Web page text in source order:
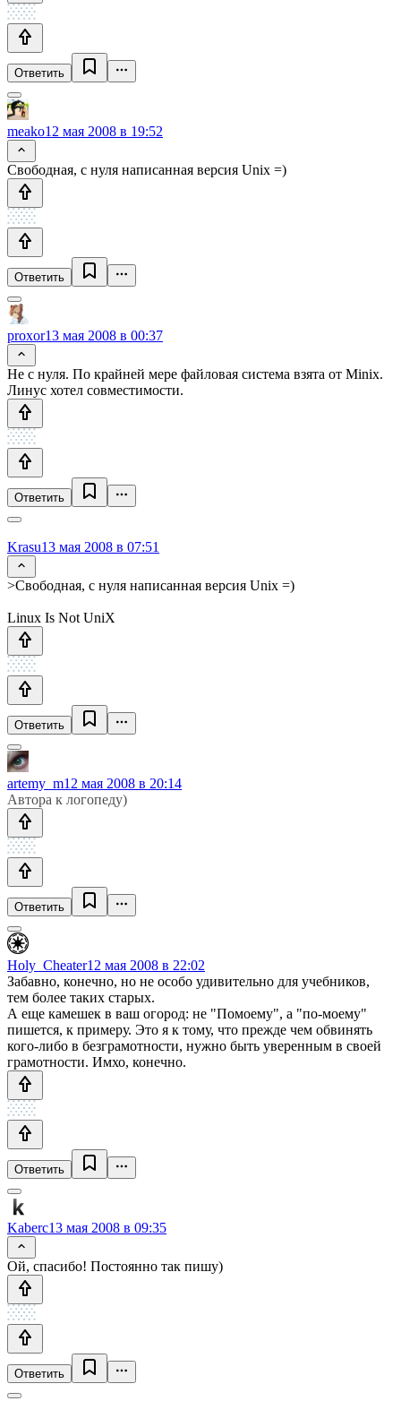
Ответить
meako12 мая 2008 в 19:52
Свободная, с нуля написанная версия Unix =)
Ответить
proxor13 мая 2008 в 00:37
Не с нуля. По крайней мере файловая система взята от Minix.
Линус хотел совместимости.
Ответить
Krasu13 мая 2008 в 07:51
>Свободная, с нуля написанная версия Unix =)
Linux Is Not UniX
Ответить
artemy_m12 мая 2008 в 20:14
Автора к логопеду)
Ответить
Holy_Cheater12 мая 2008 в 22:02
Забавно, конечно, но не особо удивительно для учебников,
тем более таких старых.
А еще камешек в ваш огород: не "Помоему", а "по-моему"
пишется, к примеру. Это я к тому, что прежде чем обвинять
кого-либо в безграмотности, нужно быть уверенным в своей
грамотности. Имхо, конечно.
Ответить
Kaberc13 мая 2008 в 09:35
Ой, спасибо! Постоянно так пишу)
Ответить